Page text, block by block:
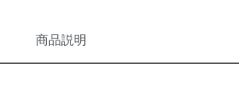
商品説明